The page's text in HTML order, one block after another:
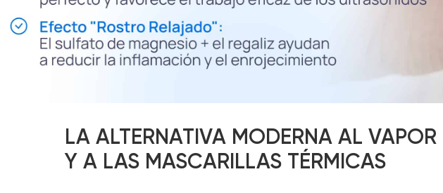
LA ALTERNATIVA MODERNA AL VAPOR
Y A LAS MASCARILLAS TÉRMICAS